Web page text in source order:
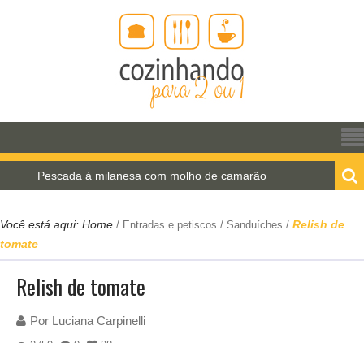
à milanesa com molho de camarão
Você está aqui: Home / Entradas e petiscos / Sanduíches / Relish de
tomate
Relish de tomate
Por Luciana Carpinelli